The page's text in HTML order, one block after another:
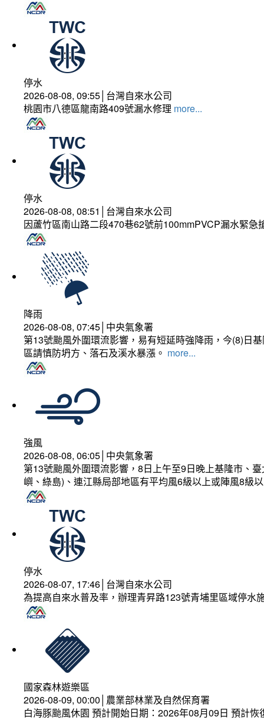
停水
2026-08-08, 09:55│台灣自來水公司
桃園市八德區龍南路409號漏水修理 more...
停水
2026-08-08, 08:51│台灣自來水公司
因蘆竹區南山路二段470巷62號前100mmPVCP漏水緊急
降雨
2026-08-08, 07:45│中央氣象署
第13號颱風外圍環流影響，易有短延時強降雨，今(8)日
區請慎防坍方、落石及溪水暴漲。 more...
強風
2026-08-08, 06:05│中央氣象署
第13號颱風外圍環流影響，8日上午至9日晚上基隆市、
嶼、綠島)、連江縣局部地區有平均風6級以上或陣風8級
停水
2026-08-07, 17:46│台灣自來水公司
為提高自來水普及率，辦理青昇路123號青埔里區域停水
國家森林遊樂區
2026-08-09, 00:00│農業部林業及自然保育署
白海豚颱風休園 預計開始日期：2026年08月09日 預計